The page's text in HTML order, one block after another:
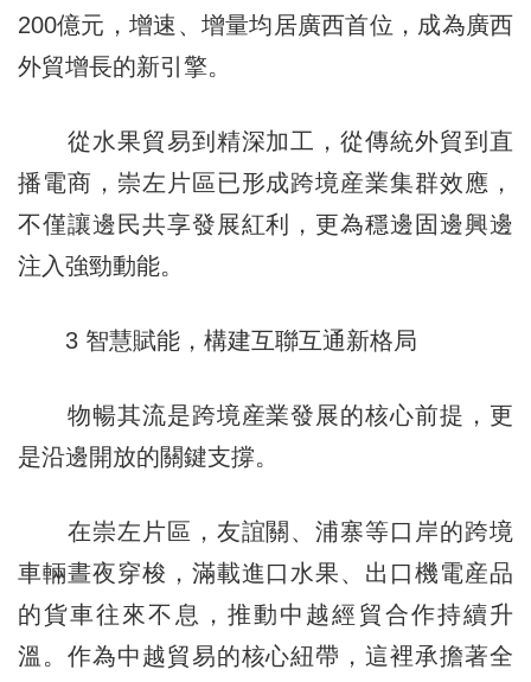
200億元，增速、增量均居廣西首位，成為廣西
外貿增長的新引擎。
從水果貿易到精深加工，從傳統外貿到直
播電商，崇左片區已形成跨境産業集群效應，
不僅讓邊民共享發展紅利，更為穩邊固邊興邊
注入強勁動能。
3 智慧賦能，構建互聯互通新格局
物暢其流是跨境産業發展的核心前提，更
是沿邊開放的關鍵支撐。
在崇左片區，友誼關、浦寨等口岸的跨境
車輛晝夜穿梭，滿載進口水果、出口機電産品
的貨車往來不息，推動中越經貿合作持續升
溫。作為中越貿易的核心紐帶，這裡承擔著全